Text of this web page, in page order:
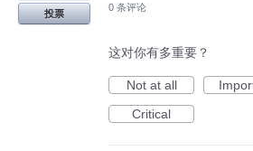
投票
0 条评论
这对你有多重要？
Not at all
Critical